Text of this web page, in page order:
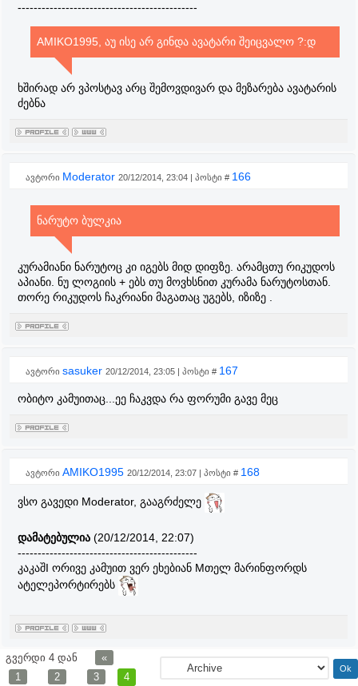
---------------------------------------------
AMIKO1995, აუ ისე არ გინდა ავატარი შეიცვალო ?:დ
ხშირად არ ვპოსტავ არც შემოვდივარ და მეზარება ავატარის
ძებნა
ავტორი Moderator 20/12/2014, 23:04 | პოსტი # 166
ნარუტო ბულკია
კურამიანი ნარუტოც კი იგებს მიდ დიფზე. არამცთუ რიკუდოს
აპიანი. ნუ ლოგიის + ებს თუ მოვხსნით კურამა ნარუტოსთან.
თორე რიკუდოს ჩაკრიანი მაგათაც უგებს, იზიზე .
ავტორი sasuker 20/12/2014, 23:05 | პოსტი # 167
ობიტო კამუითაც...ეე ჩაკვდა რა ფორუმი გავე მეც
ავტორი AMIKO1995 20/12/2014, 23:07 | პოსტი # 168
ვსო გავედი Moderator, გააგრძელე
დამატებულია (20/12/2014, 22:07)
---------------------------------------------
კაკაშI ორივე კამუით ვერ ეხებიან Mთელ მარინფორდს
ატელეპორტირებს
გვერდი 4 დან
«
1
2 3 4